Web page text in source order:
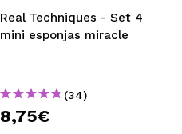
Real Techniques - Set 4
mini esponjas miracle
(34)
8,75€